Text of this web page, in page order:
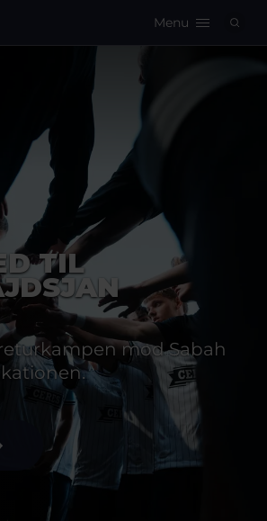
Menu
TIL
mod Sabah